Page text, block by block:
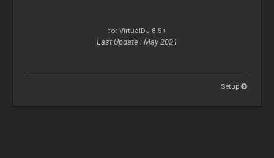
for VirtualDJ 8.5+
Last Update : May 2021
Setup